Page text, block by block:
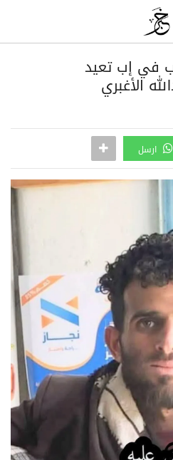
في إب تعيد
الأغبري
ارسل